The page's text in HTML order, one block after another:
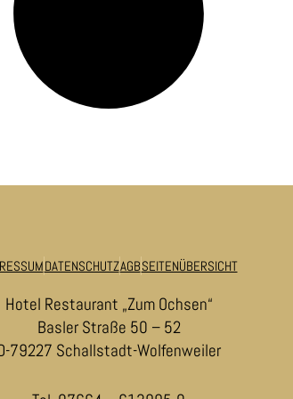
DATENSCHUTZAGBSEITENÜBERSICHT
Hotel Restaurant „Zum Ochsen“
Basler Straße 50 – 52
79227 Schallstadt-Wolfenweiler